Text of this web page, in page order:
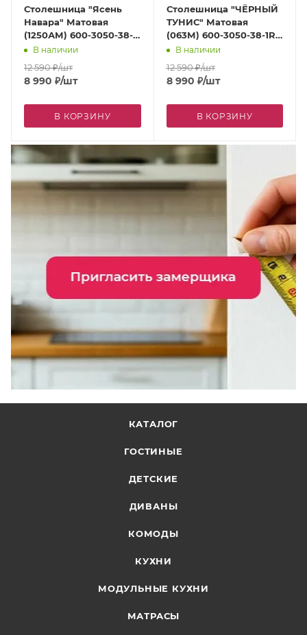
Столешница "Ясень
Навара" Матовая
(1250АМ) 600-3050-38-
1R на вл / ст дсп
В наличии
12 590₽/шт
8 990 ₽/шт
В КОРЗИНУ
Столешница "ЧЁРНЫЙ
ТУНИС" Матовая
(063М) 600-3050-38-1R
на вл / ст дсп
В наличии
12 590₽/шт
8 990 ₽/шт
В КОРЗИНУ
КАТАЛОГ
ГОСТИНЫЕ
ДЕТСКИЕ
ДИВАНЫ
КОМОДЫ
КУХНИ
МОДУЛЬНЫЕ КУХНИ
МАТРАСЫ